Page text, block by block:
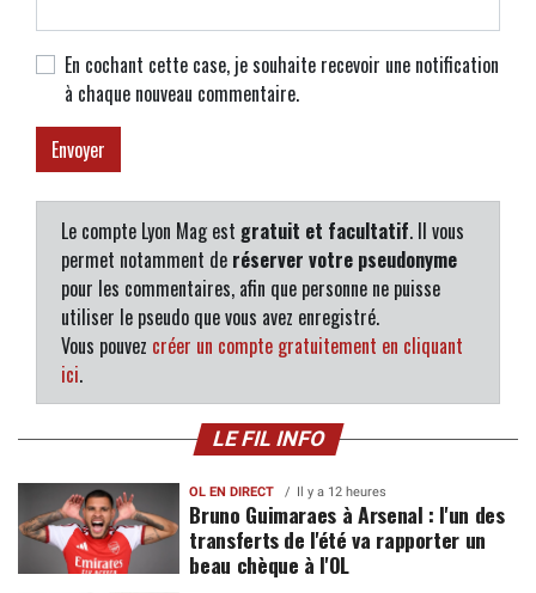
En cochant cette case, je souhaite recevoir une notification
à chaque nouveau commentaire.
Le compte Lyon Mag est gratuit et facultatif. Il vous
permet notamment de réserver votre pseudonyme
pour les commentaires, afin que personne ne puisse
utiliser le pseudo que vous avez enregistré.
Vous pouvez créer un compte gratuitement en cliquant
ici.
LE FIL INFO
OL EN DIRECT Il y a 12 heures
Bruno Guimaraes à Arsenal : l'un des
transferts de l'été va rapporter un
beau chèque à l'OL